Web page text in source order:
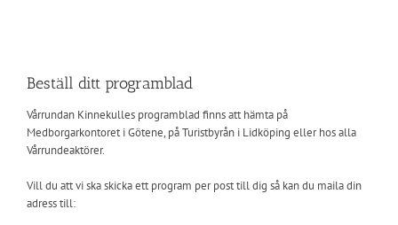
bild
Beställ ditt programblad
Vårrundan Kinnekulles programblad finns att hämta på
Medborgarkontoret i Götene, på Turistbyrån i Lidköping eller hos alla
Vårrundeaktörer.
Vill du att vi ska skicka ett program per post till dig så kan du maila din
adress till: